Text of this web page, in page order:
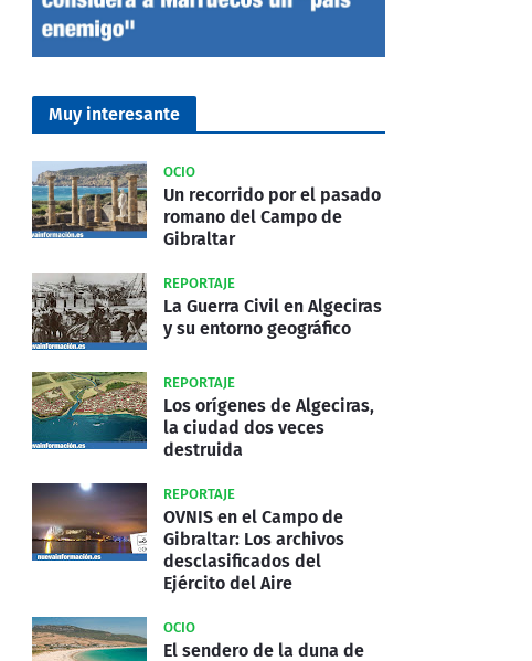
Muy interesante
OCIO
Un recorrido por el pasado
romano del Campo de
Gibraltar
REPORTAJE
La Guerra Civil en Algeciras
y su entorno geográfico
REPORTAJE
Los orígenes de Algeciras,
la ciudad dos veces
destruida
REPORTAJE
OVNIS en el Campo de
Gibraltar: Los archivos
desclasificados del
Ejército del Aire
OCIO
El sendero de la duna de